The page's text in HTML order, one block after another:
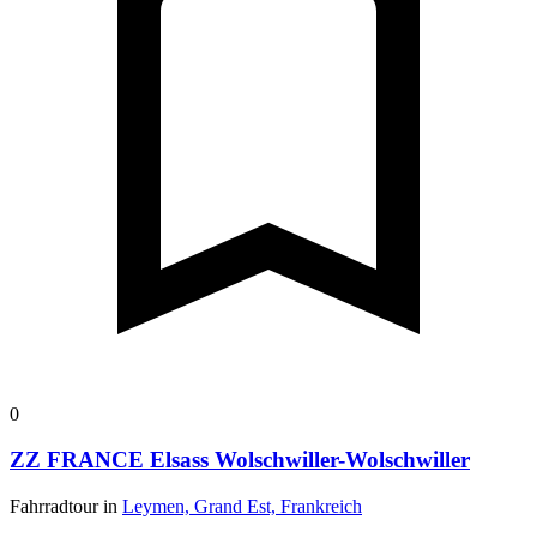
0
ZZ FRANCE Elsass Wolschwiller-Wolschwiller
Fahrradtour in Leymen, Grand Est, Frankreich